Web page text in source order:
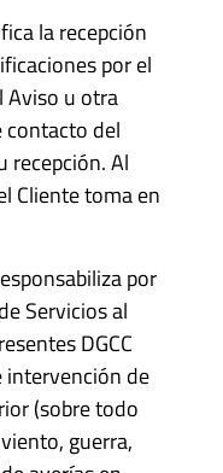
la recepción
por el
Aviso u otra
contacto del
recepción. Al
Cliente toma en
por
Servicios al
DGCC
intervención de
(sobre todo
guerra,